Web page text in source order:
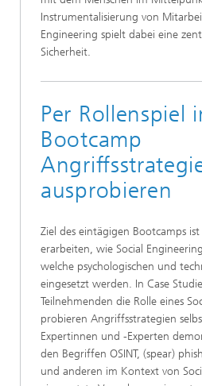
Instrumentalisierung von
Engineering spielt dabei eine
Sicherheit.
Per Rollenspiel
Bootcamp
ausprobieren
Ziel des eintägigen Bootcamps
erarbeiten, wie Social
welche psychologischen und
eingesetzt werden. In Case
Teilnehmenden die Rolle eines
probieren Angriffsstrategien
Expertinnen und -Experten
den Begriffen OSINT, (spear)
und anderen im Kontext von